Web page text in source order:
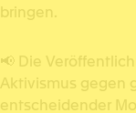
bringen.
📢 Die
Aktivismus gegen
entscheidender